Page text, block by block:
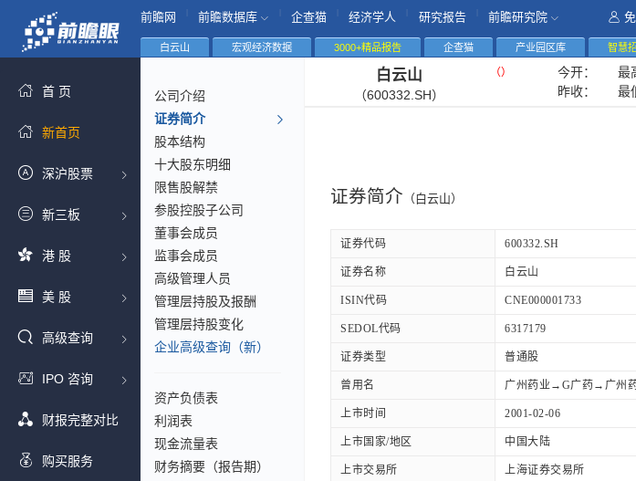
前瞻网 前瞻数据库 企查猫 经济学人 研究报告 前瞻研究院
首 页
新首页
深沪股票
新三板
港 股
美 股
高级查询
IPO 咨询
财报完整对比
购买服务
白云山 宏观经济数据 3000+精品报告 企查猫 产业园区库 智慧
公司介绍
证券简介
股本结构
十大股东明细
限售股解禁
参股控股子公司
董事会成员
监事会成员
高级管理人员
管理层持股及报酬
管理层持股变化
企业高级查询（新）
资产负债表
利润表
现金流量表
财务摘要（报告期）
白云山
（600332.SH）
（） 今开： 最
昨收：
最
证券简介 （白云山）
证券代码 600332.SH
证券名称 白云山
ISIN代码 CNE000001733
SEDOL代码 6317179
证券类型 普通股
曾用名 广州药业→G广药→广州
上市时间 2001-02-06
上市国家/地区 中国大陆
上市交易所 上海证券交易所